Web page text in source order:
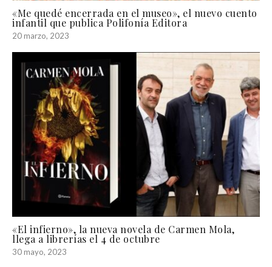
«Me quedé encerrada en el museo», el nuevo cuento
infantil que publica Polifonía Editora
20 marzo, 2023
«El infierno», la nueva novela de Carmen Mola,
llega a librerías el 4 de octubre
30 mayo, 2023